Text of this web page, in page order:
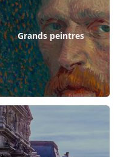
Grands peintres